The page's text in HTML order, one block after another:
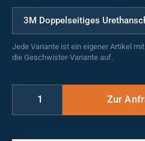
Jede Variante ist ein eigener Artikel
die Geschwister-Variante auf.